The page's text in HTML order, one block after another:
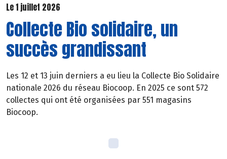
Le 1 juillet 2026
Collecte Bio solidaire, un
succès grandissant
Les 12 et 13 juin derniers a eu lieu la Collecte Bio Solidaire
nationale 2026 du réseau Biocoop. En 2025 ce sont 572
collectes qui ont été organisées par 551 magasins
Biocoop.